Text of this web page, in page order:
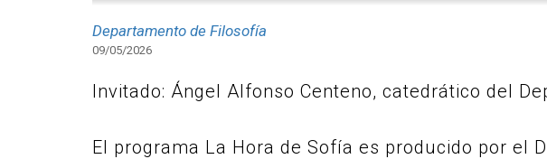
Departamento de Filosofía
09/05/2026
Invitado: Ángel Alfonso Centeno, catedrático del
El programa La Hora de Sofía es producido por el